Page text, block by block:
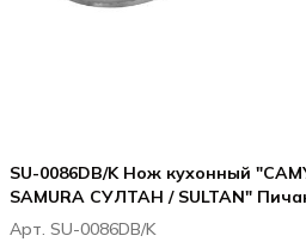
SU-0086DB/K Нож кухонный
SAMURA СУЛТАН / SULTAN"
10, дамаск 67 слоев
Арт. SU-0086DB/K